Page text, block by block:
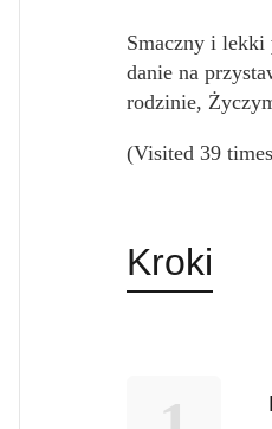
Smaczny i lekki
danie na
rodzinie,
(Visited 39
Kroki